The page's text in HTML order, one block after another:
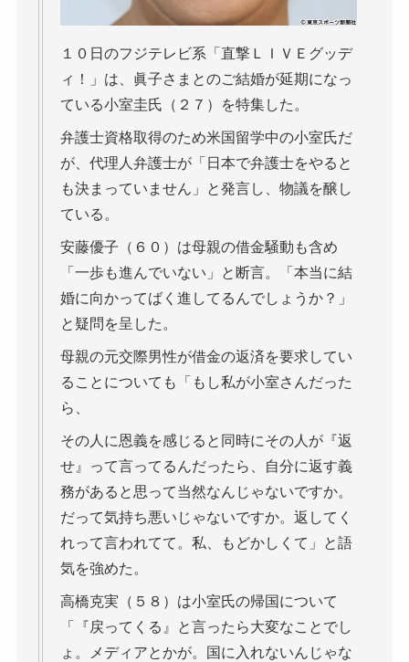
１０日のフジテレビ系「直撃ＬＩＶＥグッデ
ィ！」は、眞子さまとのご結婚が延期になっ
ている小室圭氏（２７）を特集した。
弁護士資格取得のため米国留学中の小室氏だ
が、代理人弁護士が「日本で弁護士をやると
も決まっていません」と発言し、物議を醸し
ている。
安藤優子（６０）は母親の借金騒動も含め
「一歩も進んでいない」と断言。「本当に結
婚に向かってばく進してるんでしょうか？」
と疑問を呈した。
母親の元交際男性が借金の返済を要求してい
ることについても「もし私が小室さんだった
ら、
その人に恩義を感じると同時にその人が『返
せ』って言ってるんだったら、自分に返す義
務があると思って当然なんじゃないですか。
だって気持ち悪いじゃないですか。返してく
れって言われてて。私、もどかしくて」と語
気を強めた。
高橋克実（５８）は小室氏の帰国について
「『戻ってくる』と言ったら大変なことでし
ょ。メディアとかが。国に入れないんじゃな